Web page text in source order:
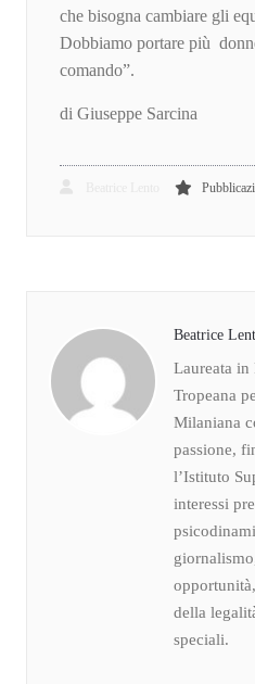
che bisogna cambiare gli
Dobbiamo portare più
comando”.
di Giuseppe Sarcina
Beatrice
Laureata in
Tropeana
Milaniana
passione,
l’Istituto
interessi
della
speciali.